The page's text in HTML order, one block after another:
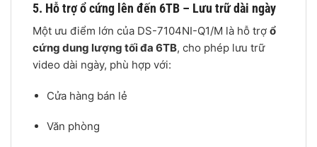
5. Hỗ trợ ổ cứng lên đến 6TB – Lưu trữ dài ngày
Một ưu điểm lớn của DS-7104NI-Q1/M là hỗ trợ ổ
cứng dung lượng tối đa 6TB, cho phép lưu trữ
video dài ngày, phù hợp với:
Cửa hàng bán lẻ
Văn phòng